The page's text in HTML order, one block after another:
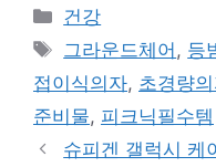
카
테
리
건강
태
그
그라운드체어 , 등
접이식의자, 초경량
준비물, 피크닉필수템
슈피겐 갤럭시 케